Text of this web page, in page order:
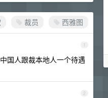
裁员 西雅图
1
国人跟裁本地人一个待遇
2